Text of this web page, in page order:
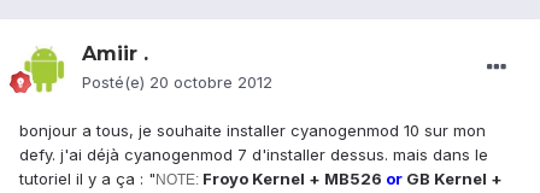
Amiir .
Posté(e) 20 octobre 2012
bonjour a tous, je souhaite installer cyanogenmod 10 sur mon
defy. j'ai déjà cyanogenmod 7 d'installer dessus. mais dans le
tutoriel il y a ça : " NOTE: Froyo Kernel + MB526 or GB Kernel +